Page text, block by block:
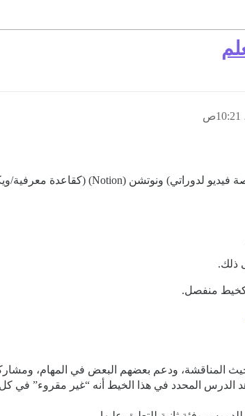
ذلك.
كخيط منفصل.
المناقشة، ودعم بعضهم البعض في المهام،
المحدد في هذا الخيط أنه “غير مقروء” في